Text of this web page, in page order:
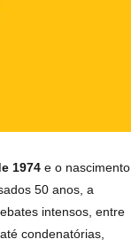
1974 e o nascimento
50 anos, a
intensos, entre
condenatórias,